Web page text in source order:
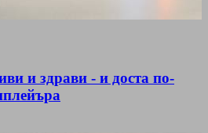
и здрави - и доста по-